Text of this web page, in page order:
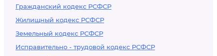
Гражданский кодекс РСФСР
Жилищный кодекс РСФСР
Земельный кодекс РСФСР
Исправительно - трудовой кодекс РСФСР